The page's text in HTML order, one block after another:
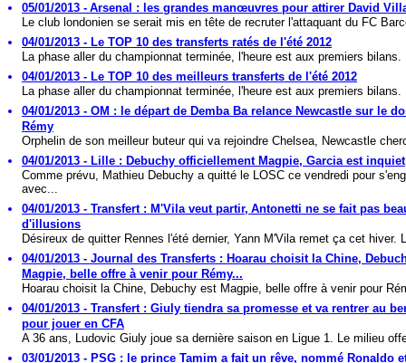
05/01/2013 - Arsenal : les grandes manœuvres pour attirer David
Le club londonien se serait mis en tête de recruter l'attaquant du FC
04/01/2013 - Le TOP 10 des transferts ratés de l'été 2012
La phase aller du championnat terminée, l'heure est aux premiers bilans.
04/01/2013 - Le TOP 10 des meilleurs transferts de l'été 2012
La phase aller du championnat terminée, l'heure est aux premiers bilans.
04/01/2013 - OM : le départ de Demba Ba relance Newcastle sur le
Rémy
Orphelin de son meilleur buteur qui va rejoindre Chelsea, Newcastle
04/01/2013 - Lille : Debuchy officiellement Magpie, Garcia est inquiet
Comme prévu, Mathieu Debuchy a quitté le LOSC ce vendredi pour
avec...
04/01/2013 - Transfert : M'Vila veut partir, Antonetti ne se fait pas
d'illusions
Désireux de quitter Rennes l'été dernier, Yann M'Vila remet ça cet hiver.
04/01/2013 - Journal des Transferts : Hoarau choisit la Chine,
Magpie, belle offre à venir pour Rémy...
Hoarau choisit la Chine, Debuchy est Magpie, belle offre à venir pour
04/01/2013 - Transfert : Giuly tiendra sa promesse et va rentrer au
pour jouer en CFA
A 36 ans, Ludovic Giuly joue sa dernière saison en Ligue 1. Le milieu
03/01/2013 - PSG : le prince Tamim a fait un rêve, nommé Ronaldo